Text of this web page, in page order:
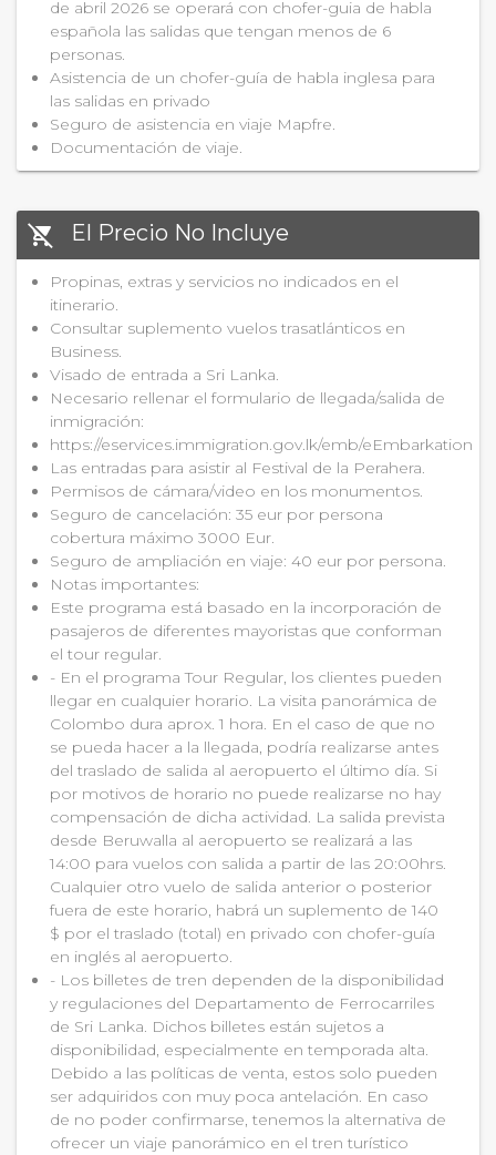
de abril 2026 se operará con chofer-guia de habla
española las salidas que tengan menos de 6
personas.
Asistencia de un chofer-guía de habla inglesa para
las salidas en privado
Seguro de asistencia en viaje Mapfre.
Documentación de viaje.
remove_shopping_cart El Precio No Incluye
Propinas, extras y servicios no indicados en el
itinerario.
Consultar suplemento vuelos trasatlánticos en
Business.
Visado de entrada a Sri Lanka.
Necesario rellenar el formulario de llegada/salida de
inmigración:
https://eservices.immigration.gov.lk/emb/eEmbarkation
Las entradas para asistir al Festival de la Perahera.
Permisos de cámara/video en los monumentos.
Seguro de cancelación: 35 eur por persona
cobertura máximo 3000 Eur.
Seguro de ampliación en viaje: 40 eur por persona.
Notas importantes:
Este programa está basado en la incorporación de
pasajeros de diferentes mayoristas que conforman
el tour regular.
- En el programa Tour Regular, los clientes pueden
llegar en cualquier horario. La visita panorámica de
Colombo dura aprox. 1 hora. En el caso de que no
se pueda hacer a la llegada, podría realizarse antes
del traslado de salida al aeropuerto el último día. Si
por motivos de horario no puede realizarse no hay
compensación de dicha actividad. La salida prevista
desde Beruwalla al aeropuerto se realizará a las
14:00 para vuelos con salida a partir de las 20:00hrs.
Cualquier otro vuelo de salida anterior o posterior
fuera de este horario, habrá un suplemento de 140
$ por el traslado (total) en privado con chofer-guía
en inglés al aeropuerto.
- Los billetes de tren dependen de la disponibilidad
y regulaciones del Departamento de Ferrocarriles
de Sri Lanka. Dichos billetes están sujetos a
disponibilidad, especialmente en temporada alta.
Debido a las políticas de venta, estos solo pueden
ser adquiridos con muy poca antelación. En caso
de no poder confirmarse, tenemos la alternativa de
ofrecer un viaje panorámico en el tren turístico